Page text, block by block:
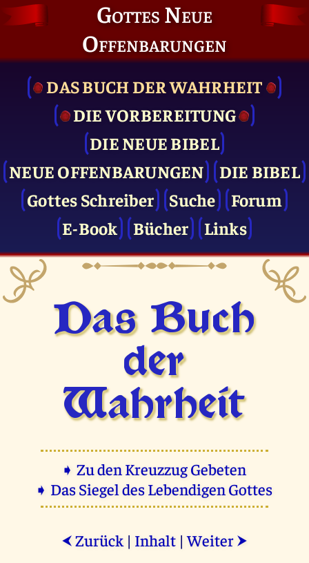
Gottes Neue
Offenbarungen
DAS BUCH DER WAHRHEIT
DIE VOR­BEREITUNG
DIE NEUE BIBEL
NEUE OFFENBARUNGEN
DIE BIBEL
Gottes Schreiber
Suche
Forum
E-Book
Bücher Links
Das Buch
der
Wahrheit
➧ Zu den Kreuzzug Gebeten
➧ Das Siegel des Lebendigen Gottes
⮜ Zurück | Inhalt |Weiter ⮞